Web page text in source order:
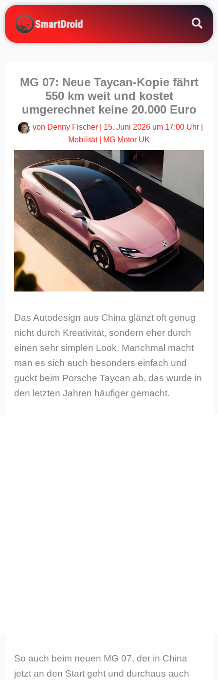
Zum
Inhalt
springen
MG 07: Neue Taycan-Kopie fährt
550 km weit und kostet
umgerechnet keine 20.000 Euro
von Denny Fischer 15. Juni 2026 um 17:00 Uhr|
Mobilität| MG Motor UK
Das Autodesign aus China glänzt oft genug
nicht durch Kreativität, sondern eher durch
einen sehr simplen Look. Manchmal macht
man es sich auch besonders einfach und
guckt beim Porsche Taycan ab, das wurde in
den letzten Jahren häufiger gemacht.
So auch beim neuen MG 07, der in China
jetzt an den Start geht und durchaus auch